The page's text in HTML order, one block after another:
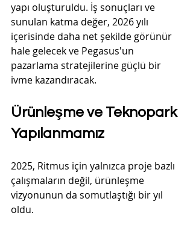
yapı oluşturuldu. İş sonuçları ve
sunulan katma değer, 2026 yılı
içerisinde daha net şekilde görünür
hale gelecek ve Pegasus'un
pazarlama stratejilerine güçlü bir
ivme kazandıracak.
Ürünleşme ve Teknopark
Yapılanmamız
2025, Ritmus için yalnızca proje bazlı
çalışmaların değil, ürünleşme
vizyonunun da somutlaştığı bir yıl
oldu.